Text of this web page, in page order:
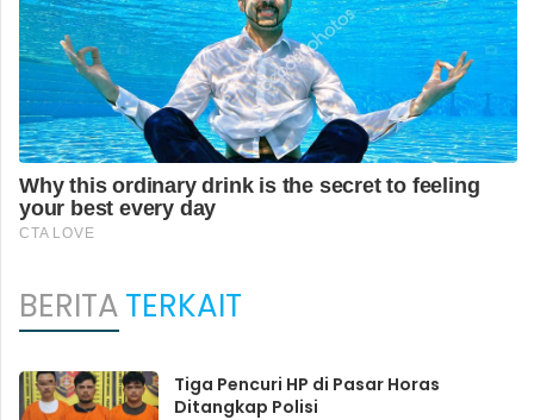
BERITATERKAIT
Tiga Pencuri HP di Pasar Horas
Ditangkap Polisi